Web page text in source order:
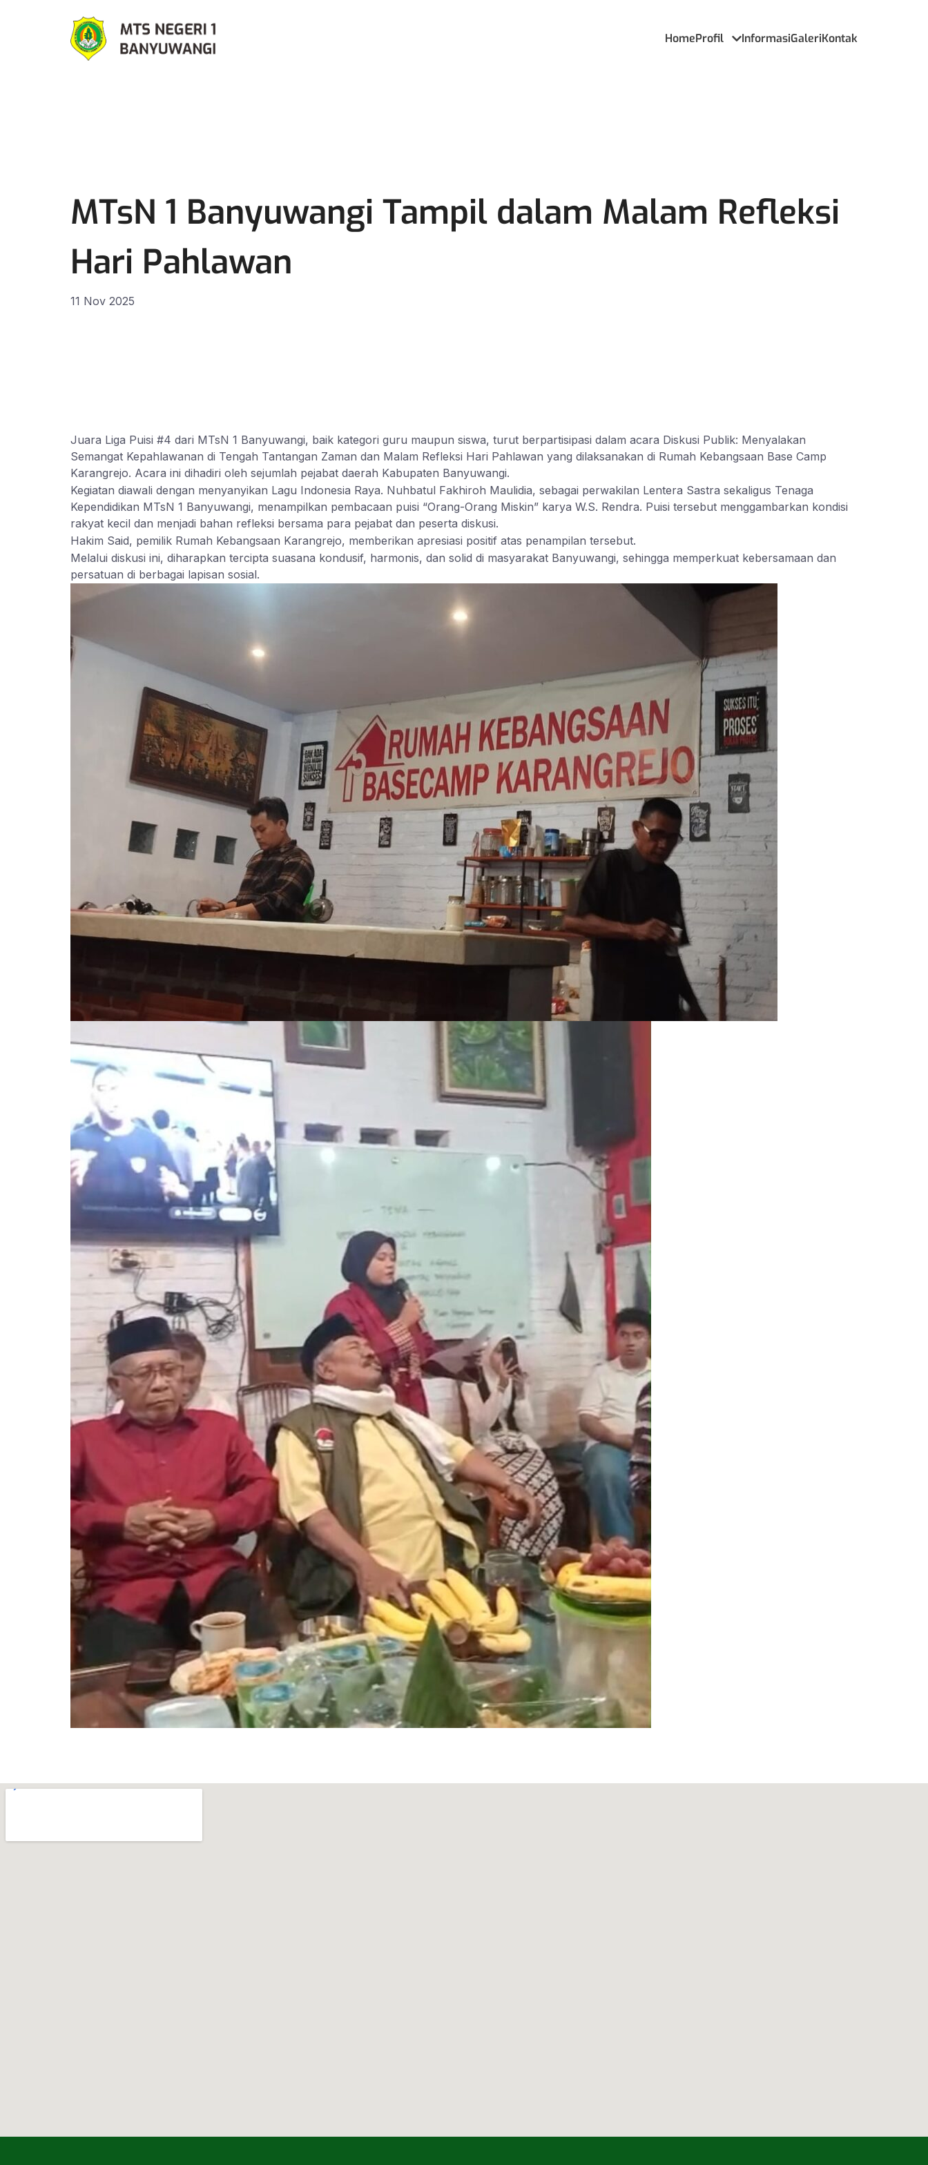
HomeProfil InformasiGaleriKontak
MTsN 1 Banyuwangi Tampil dalam Malam Refleksi
Hari Pahlawan
11 Nov 2025
Juara Liga Puisi #4 dari MTsN 1 Banyuwangi, baik kategori guru maupun siswa, turut berpartisipasi dalam acara Diskusi Publik: Menyalakan
Semangat Kepahlawanan di Tengah Tantangan Zaman dan Malam Refleksi Hari Pahlawan yang dilaksanakan di Rumah Kebangsaan Base Camp
Karangrejo. Acara ini dihadiri oleh sejumlah pejabat daerah Kabupaten Banyuwangi.
Kegiatan diawali dengan menyanyikan Lagu Indonesia Raya. Nuhbatul Fakhiroh Maulidia, sebagai perwakilan Lentera Sastra sekaligus Tenaga
Kependidikan MTsN 1 Banyuwangi, menampilkan pembacaan puisi “Orang-Orang Miskin” karya W.S. Rendra. Puisi tersebut menggambarkan kondisi
rakyat kecil dan menjadi bahan refleksi bersama para pejabat dan peserta diskusi.
Hakim Said, pemilik Rumah Kebangsaan Karangrejo, memberikan apresiasi positif atas penampilan tersebut.
Melalui diskusi ini, diharapkan tercipta suasana kondusif, harmonis, dan solid di masyarakat Banyuwangi, sehingga memperkuat kebersamaan dan
persatuan di berbagai lapisan sosial.